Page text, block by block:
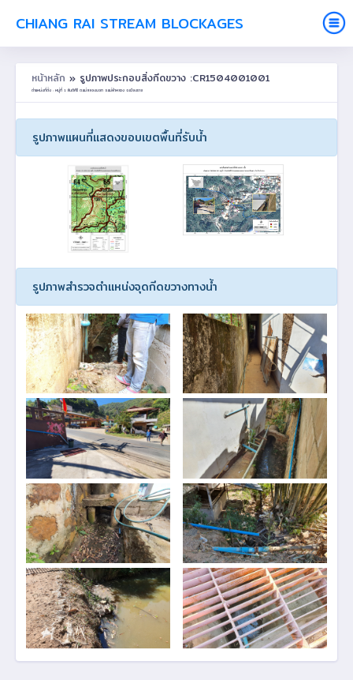
CHIANG RAI STREAM BLOCKAGES
หน้าหลัก » รูปภาพประกอบสิ่งกีดขวาง :CR1504001001
ตำแหน่งที่ตั้ง : หมู่ที่ 1 สันติคีรี ต.แม่สลองนอก อ.แม่ฟ้าหลวง จ.เชียงราย
รูปภาพแผนที่แสดงขอบเขตพื้นที่รับน้ำ
รูปภาพสำรวจตำแหน่งจุดกีดขวางทางน้ำ